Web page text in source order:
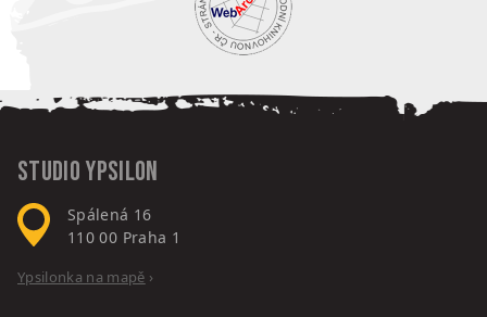
Studio Ypsilon
Spálená 16
110 00 Praha 1
Ypsilonka na mapě ›